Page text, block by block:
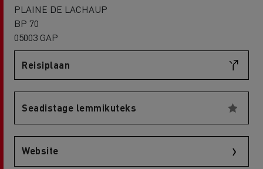
PLAINE DE LACHAUP
BP 70
05003 GAP
Reisiplaan
Seadistage lemmikuteks
Website